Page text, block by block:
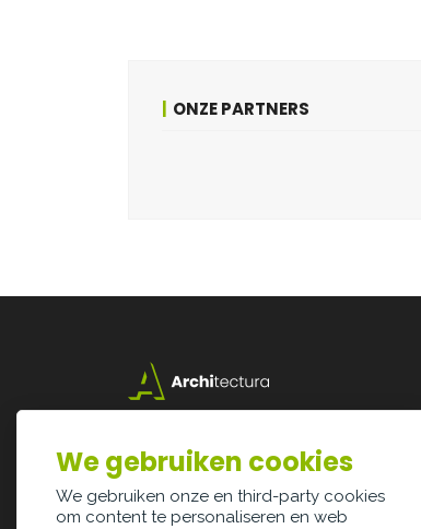
ONZE PARTNERS
3500 Hasselt
info@architectura.be
We gebruiken cookies
We gebruiken onze en third-party cookies
om content te personaliseren en web